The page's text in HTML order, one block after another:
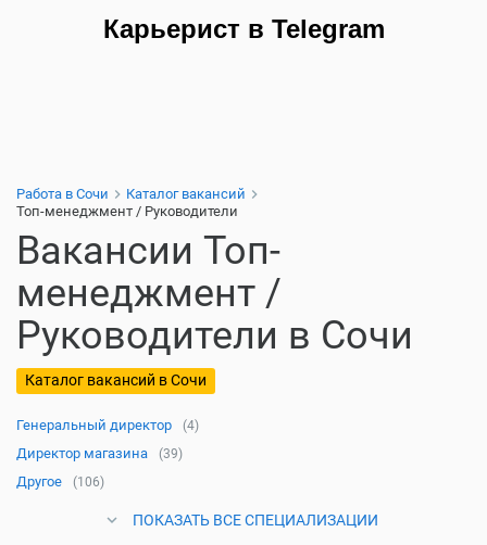
Карьерист в Telegram
Работа в Сочи
Каталог вакансий
Топ-менеджмент / Руководители
Вакансии Топ-
менеджмент /
Руководители в Сочи
Каталог вакансий в Сочи
Генеральный директор (4)
Директор магазина (39)
Другое (106)
ПОКАЗАТЬ ВСЕ СПЕЦИАЛИЗАЦИИ